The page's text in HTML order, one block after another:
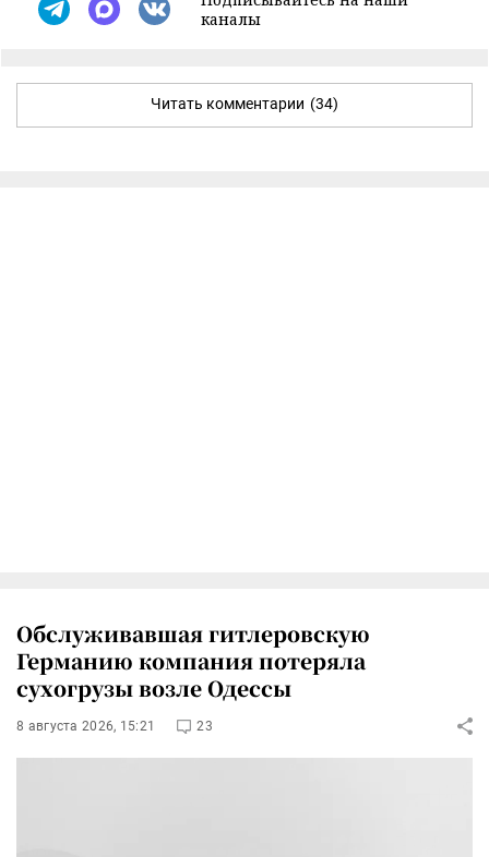
каналы
Читать комментарии (34)
Обслуживавшая гитлеровскую
Германию компания потеряла
сухогрузы возле Одессы
8 августа 2026, 15:21 23